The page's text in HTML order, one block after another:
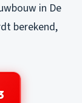
in De
berekend,